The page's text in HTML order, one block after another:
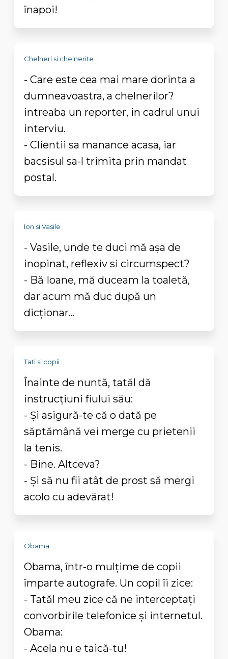
înapoi!
Chelneri si chelnerite
- Care este cea mai mare dorinta a
dumneavoastra, a chelnerilor?
intreaba un reporter, in cadrul unui
interviu.
- Clientii sa manance acasa, iar
bacsisul sa-l trimita prin mandat
postal.
Ion si Vasile
- Vasile, unde te duci mă așa de
inopinat, reflexiv si circumspect?
- Bă Ioane, mă duceam la toaletă,
dar acum mă duc după un
dicționar...
Tati si copii
Înainte de nuntă, tatăl dă
instrucţiuni fiului său:
- Și asigură-te că o dată pe
săptămână vei merge cu prietenii
la tenis.
- Bine. Altceva?
- Şi să nu fii atât de prost să mergi
acolo cu adevărat!
Obama
Obama, într-o mulţime de copii
împarte autografe. Un copil îi zice:
- Tatăl meu zice că ne interceptaţi
convorbirile telefonice şi internetul.
Obama:
- Acela nu e taică-tu!